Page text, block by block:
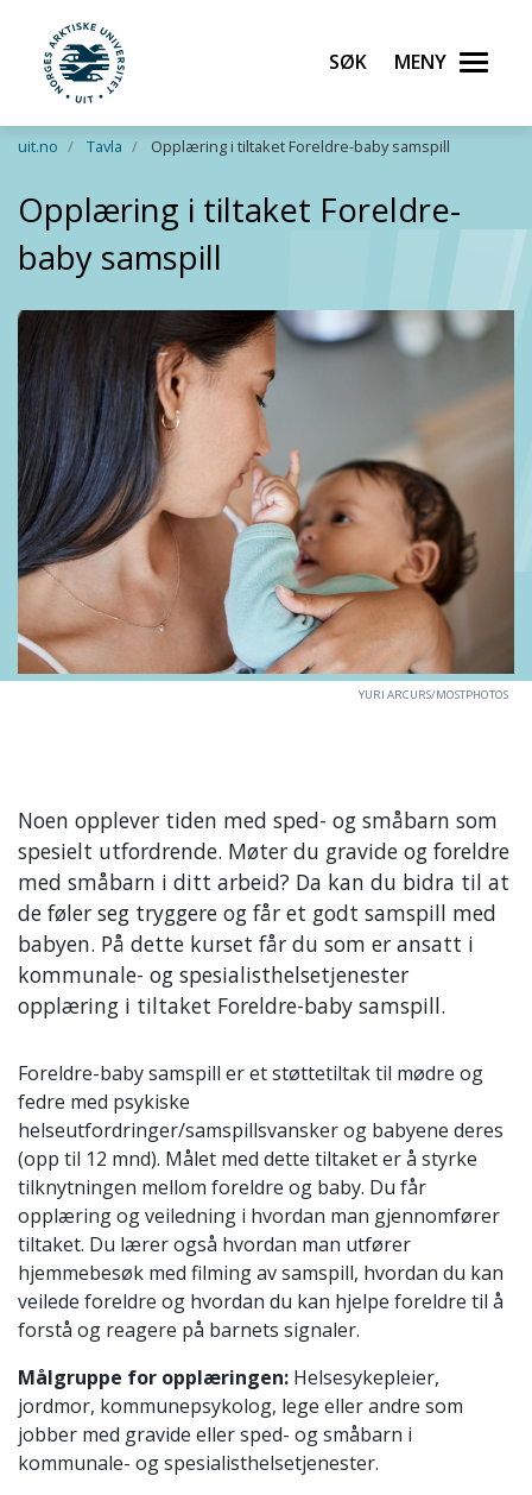
Gå til hovedinnhold
UiT Norges arktiske universitet
Søk Meny
uit.no Tavla Opplæring i tiltaket Foreldre-baby samspill
Opplæring i tiltaket Foreldre-
baby samspill
YURI ARCURS/MOSTPHOTOS
Noen opplever tiden med sped- og småbarn som
spesielt utfordrende. Møter du gravide og foreldre
med småbarn i ditt arbeid? Da kan du bidra til at
de føler seg tryggere og får et godt samspill med
babyen. På dette kurset får du som er ansatt i
kommunale- og spesialisthelsetjenester
opplæring i tiltaket Foreldre-baby samspill.
Foreldre-baby samspill er et støttetiltak til mødre og
fedre med psykiske
helseutfordringer/samspillsvansker og babyene deres
(opp til 12 mnd). Målet med dette tiltaket er å styrke
tilknytningen mellom foreldre og baby. Du får
opplæring og veiledning i hvordan man gjennomfører
tiltaket. Du lærer også hvordan man utfører
hjemmebesøk med filming av samspill, hvordan du kan
veilede foreldre og hvordan du kan hjelpe foreldre til å
forstå og reagere på barnets signaler.
Målgruppe for opplæringen: Helsesykepleier,
jordmor, kommunepsykolog, lege eller andre som
jobber med gravide eller sped- og småbarn i
kommunale- og spesialisthelsetjenester.